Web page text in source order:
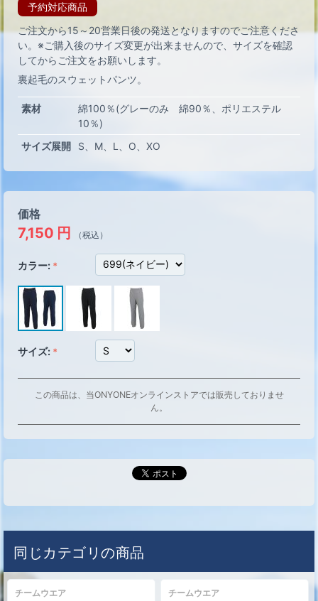
予約対応商品
ご注文から15～20営業日後の発送となりますのでご注意くださ
い。 ※ご購入後のサイズ変更が出来ませんので、サイズを確認
してからご注文をお願いします。
裏起毛のスウェットパンツ。
素材
綿100％(グレーのみ 綿90％、ポリエステル
10％)
サイズ展開
S M L O XO
価格
7,150 円 （税込）
カラー:
サイズ:
この商品は、当ONYONEオンラインストアでは販売しておりませ
ん。
同じカテゴリの商品
チームウエア チームウエア